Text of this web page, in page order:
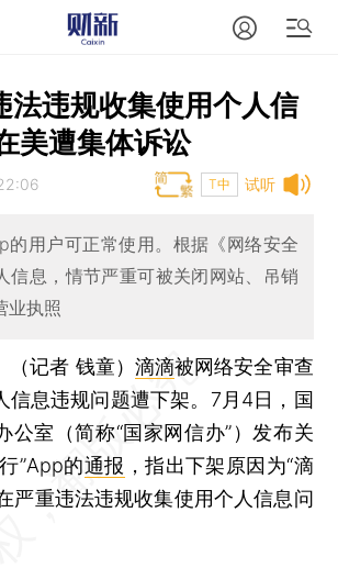
法违规收集使用个人信
美遭集体诉讼
试听
T中
的用户可正常使用。根据《网络安全
信息，情节严重可被关闭网站、吊销
业执照
（记者 钱童） 滴滴被网络安全审查
信息违规问题遭下架。7月4日，国
公室（简称“国家网信办”）发布关
”App的通报 ，指出下架原因为“滴
严重违法违规收集使用个人信息问